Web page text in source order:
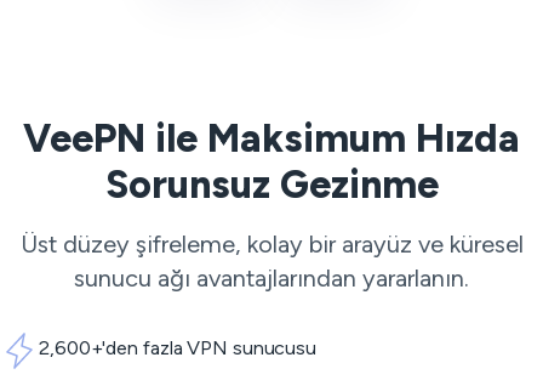
VeePN ile Maksimum Hızda
Sorunsuz Gezinme
Üst düzey şifreleme, kolay bir arayüz ve küresel
sunucu ağı avantajlarından yararlanın.
2,600+'den fazla VPN sunucusu